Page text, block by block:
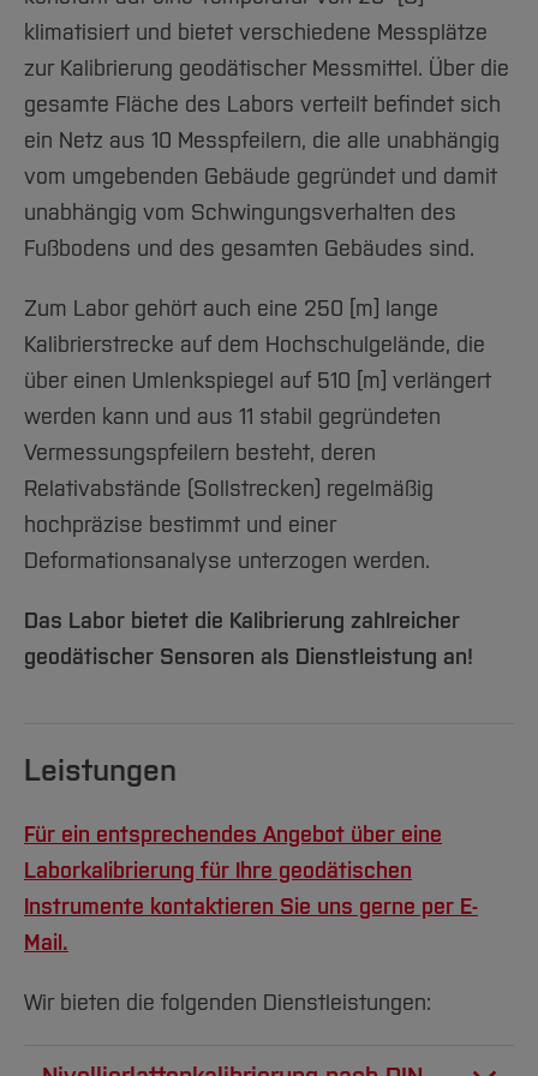
Arbeiten im FB G
Forschung und Projekte
International
Team
Service
Studiengänge
Studieninteressierte
Aktuelles
Studium
Fachgruppen
Forschung und Entwicklung
International
Team
Service
Amtliche Bekanntmachungen
BO Shop
Familiengerechte Hochschule
Gleichstellung
Diskriminierungsfreie Hochschule
Vertretungen
Wahlen
Hochschulbibliothek
Hochschulkommunikation
International Office
Medienzentrum
qed-Stiftung
Zentrale Studienberatung
Labor für Physikalische Messtechnik
klimatisiert und bietet verschiedene Messplätze
zur Kalibrierung geodätischer Messmittel. Über die
gesamte Fläche des Labors verteilt befindet sich
ein Netz aus 10 Messpfeilern, die alle unabhängig
vom umgebenden Gebäude gegründet und damit
unabhängig vom Schwingungsverhalten des
Fußbodens und des gesamten Gebäudes sind.
Zum Labor gehört auch eine 250 [m] lange
Kalibrierstrecke auf dem Hochschulgelände, die
über einen Umlenkspiegel auf 510 [m] verlängert
werden kann und aus 11 stabil gegründeten
Vermessungspfeilern besteht, deren
Relativabstände (Sollstrecken) regelmäßig
hochpräzise bestimmt und einer
Deformationsanalyse unterzogen werden.
Das Labor bietet die Kalibrierung zahlreicher
geodätischer Sensoren als Dienstleistung an!
Leistungen
Für ein entsprechendes Angebot über eine
Laborkalibrierung für Ihre geodätischen
Instrumente kontaktieren Sie uns gerne per E-
Mail.
Wir bieten die folgenden Dienstleistungen: